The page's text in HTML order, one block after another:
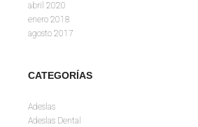
abril 2020
enero 2018
agosto 2017
CATEGORÍAS
Adeslas
Adeslas Dental